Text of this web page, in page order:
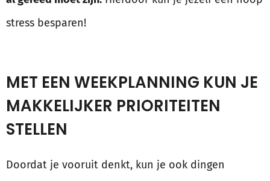
stress besparen!
MET EEN WEEKPLANNING KUN JE
MAKKELIJKER PRIORITEITEN
STELLEN
Doordat je vooruit denkt, kun je ook dingen